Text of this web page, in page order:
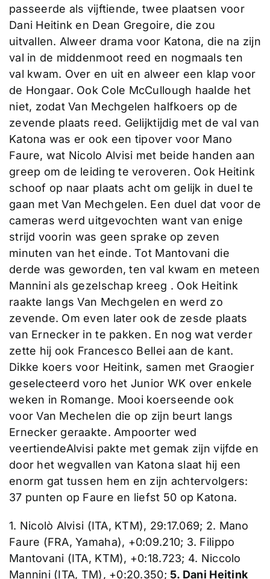
passeerde als vijftiende, twee plaatsen voor
Dani Heitink en Dean Gregoire, die zou
uitvallen. Alweer drama voor Katona, die na zijn
val in de middenmoot reed en nogmaals ten
val kwam. Over en uit en alweer een klap voor
de Hongaar. Ook Cole McCullough haalde het
niet, zodat Van Mechgelen halfkoers op de
zevende plaats reed. Gelijktijdig met de val van
Katona was er ook een tipover voor Mano
Faure, wat Nicolo Alvisi met beide handen aan
greep om de leiding te veroveren. Ook Heitink
schoof op naar plaats acht om gelijk in duel te
gaan met Van Mechgelen. Een duel dat voor de
cameras werd uitgevochten want van enige
strijd voorin was geen sprake op zeven
minuten van het einde. Tot Mantovani die
derde was geworden, ten val kwam en meteen
Mannini als gezelschap kreeg . Ook Heitink
raakte langs Van Mechgelen en werd zo
zevende. Om even later ook de zesde plaats
van Ernecker in te pakken. En nog wat verder
zette hij ook Francesco Bellei aan de kant.
Dikke koers voor Heitink, samen met Graogier
geselecteerd voro het Junior WK over enkele
weken in Romange. Mooi koerseende ook
voor Van Mechelen die op zijn beurt langs
Ernecker geraakte. Ampoorter wed
veertiendeAlvisi pakte met gemak zijn vijfde en
door het wegvallen van Katona slaat hij een
enorm gat tussen hem en zijn achtervolgers:
37 punten op Faure en liefst 50 op Katona.
1. Nicolò Alvisi (ITA, KTM), 29:17.069; 2. Mano
Faure (FRA, Yamaha), +0:09.210; 3. Filippo
Mantovani (ITA, KTM), +0:18.723; 4. Niccolo
Mannini (ITA, TM), +0:20.350; 5. Dani Heitink